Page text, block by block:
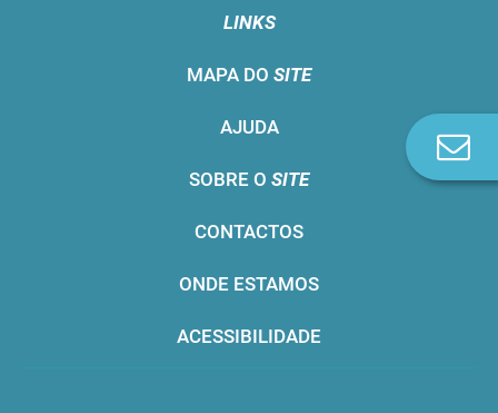
LINKS
MAPA DO SITE
AJUDA
SOBRE O SITE
CONTACTOS
ONDE ESTAMOS
ACESSIBILIDADE